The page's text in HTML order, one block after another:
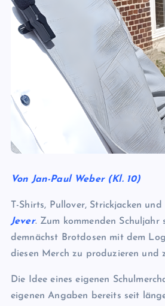
Von Jan-Paul Weber (Kl. 10)
T-Shirts, Pullover, Strickjacken
Jever. Zum kommenden
demnächst Brotdosen mit dem
diesen Merch zu produzieren und
Die Idee eines eigenen
eigenen Angaben bereits seit